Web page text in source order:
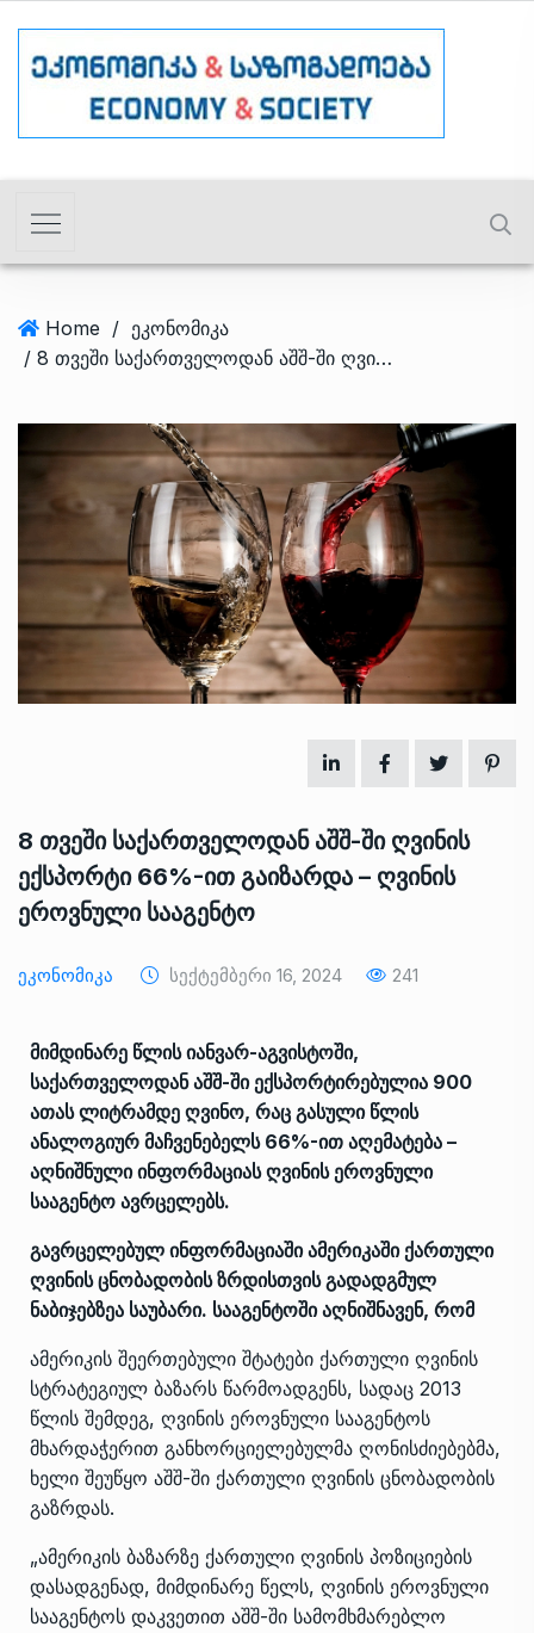
Home / ეკონომიკა
/ 8 თვეში საქართველოდან აშშ-ში ღვინის ექსპორტი 66%-ით გაიზარდა – ღვინის ეროვნული სააგენტო
8 თვეში საქართველოდან აშშ-ში ღვინის
ექსპორტი 66%-ით გაიზარდა – ღვინის
ეროვნული სააგენტო
Ეკონომიკა Სექტემბერი 16, 2024 241
მიმდინარე წლის იანვარ-აგვისტოში,
საქართველოდან აშშ-ში ექსპორტირებულია 900
ათას ლიტრამდე ღვინო, რაც გასული წლის
ანალოგიურ მაჩვენებელს 66%-ით აღემატება –
აღნიშნული ინფორმაციას ღვინის ეროვნული
სააგენტო ავრცელებს.
გავრცელებულ ინფორმაციაში ამერიკაში ქართული
ღვინის ცნობადობის ზრდისთვის გადადგმულ
ნაბიჯებზეა საუბარი. სააგენტოში აღნიშნავენ, რომ
ამერიკის შეერთებული შტატები ქართული ღვინის
სტრატეგიულ ბაზარს წარმოადგენს, სადაც 2013
წლის შემდეგ, ღვინის ეროვნული სააგენტოს
მხარდაჭერით განხორციელებულმა ღონისძიებებმა,
ხელი შეუწყო აშშ-ში ქართული ღვინის ცნობადობის
გაზრდას.
„ამერიკის ბაზარზე ქართული ღვინის პოზიციების
დასადგენად, მიმდინარე წელს, ღვინის ეროვნული
სააგენტოს დაკვეთით აშშ-ში სამომხმარებლო